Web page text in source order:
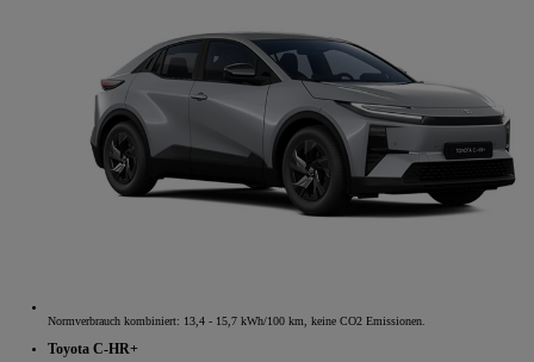
Normverbrauch kombiniert: 13,4 - 15,7 kWh/100 km, keine CO2 Emissionen.
Toyota C-HR+